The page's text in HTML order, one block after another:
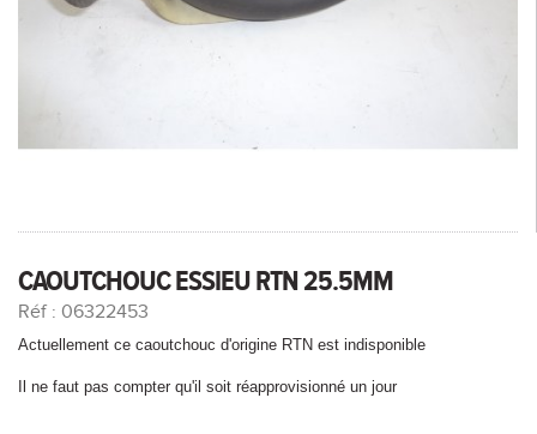
CAOUTCHOUC ESSIEU RTN 25.5MM
Réf : 06322453
Actuellement ce caoutchouc d'origine RTN est indisponible
Il ne faut pas compter qu'il soit réapprovisionné un jour